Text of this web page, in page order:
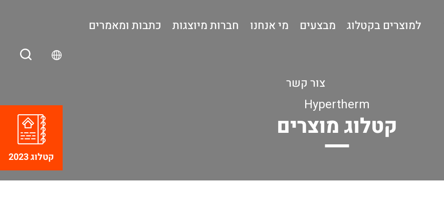
למוצרים בקטלוג מבצעים מי אנחנו חברות מיוצגות כתבות ומאמרים
צור קשר
Hypertherm
קטלוג מוצרים
קטלוג 2023